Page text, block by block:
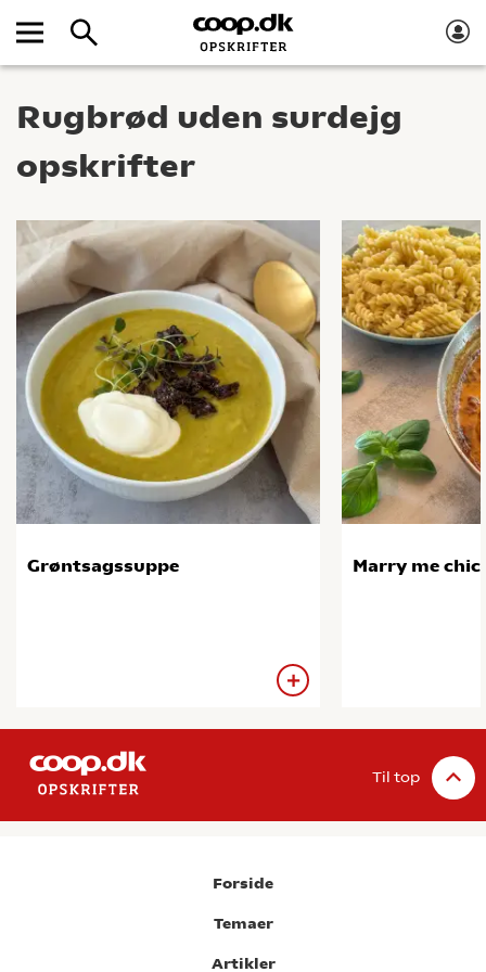
Rugbrød uden surdejg
opskrifter
Grøntsagssuppe Marry me
Til top
Forside
Temaer
Artikler